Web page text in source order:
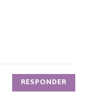
RESPONDER